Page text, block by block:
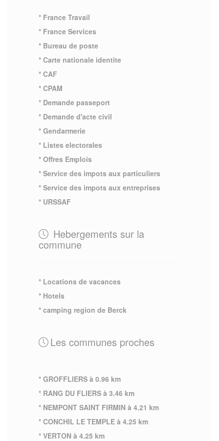
* France Travail
* France Services
* Bureau de poste
* Carte nationale identite
* CAF
* CPAM
* Demande passeport
* Demande d'acte civil
* Gendarmerie
* Listes electorales
* Offres Emplois
* Service des impots aux particuliers
* Service des impots aux entreprises
* URSSAF
Hebergements sur la
commune
* Locations de vacances
* Hotels
* camping region de Berck
Les communes proches
* GROFFLIERS à 0.96 km
* RANG DU FLIERS à 3.46 km
* NEMPONT SAINT FIRMIN à 4.21 km
* CONCHIL LE TEMPLE à 4.25 km
* VERTON à 4.25 km